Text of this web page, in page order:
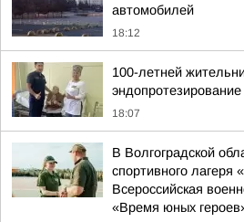
автомобилей
18:12
100-летней
эндопротезирование
18:07
В Волгоградской
спортивного лагеря
Всероссийская
«Время юных